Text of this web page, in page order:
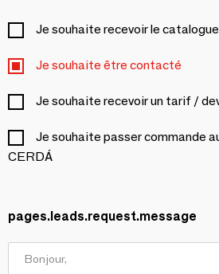
Je souhaite recevoir le catalogue
Je souhaite être contacté
Je souhaite recevoir un tarif /
Je souhaite passer commande
CERDÁ
pages.leads.request.message